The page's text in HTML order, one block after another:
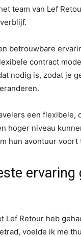
team van Lef
betrouwbare
contract
nodig is, zodat je
een
hoger niveau
hun avontuur voort
Lef Retour heb
voelde ik me